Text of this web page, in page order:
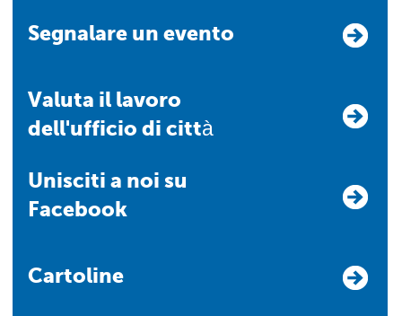
Segnalare un evento
Valuta il lavoro
dell'ufficio di città
Unisciti a noi su
Facebook
Cartoline